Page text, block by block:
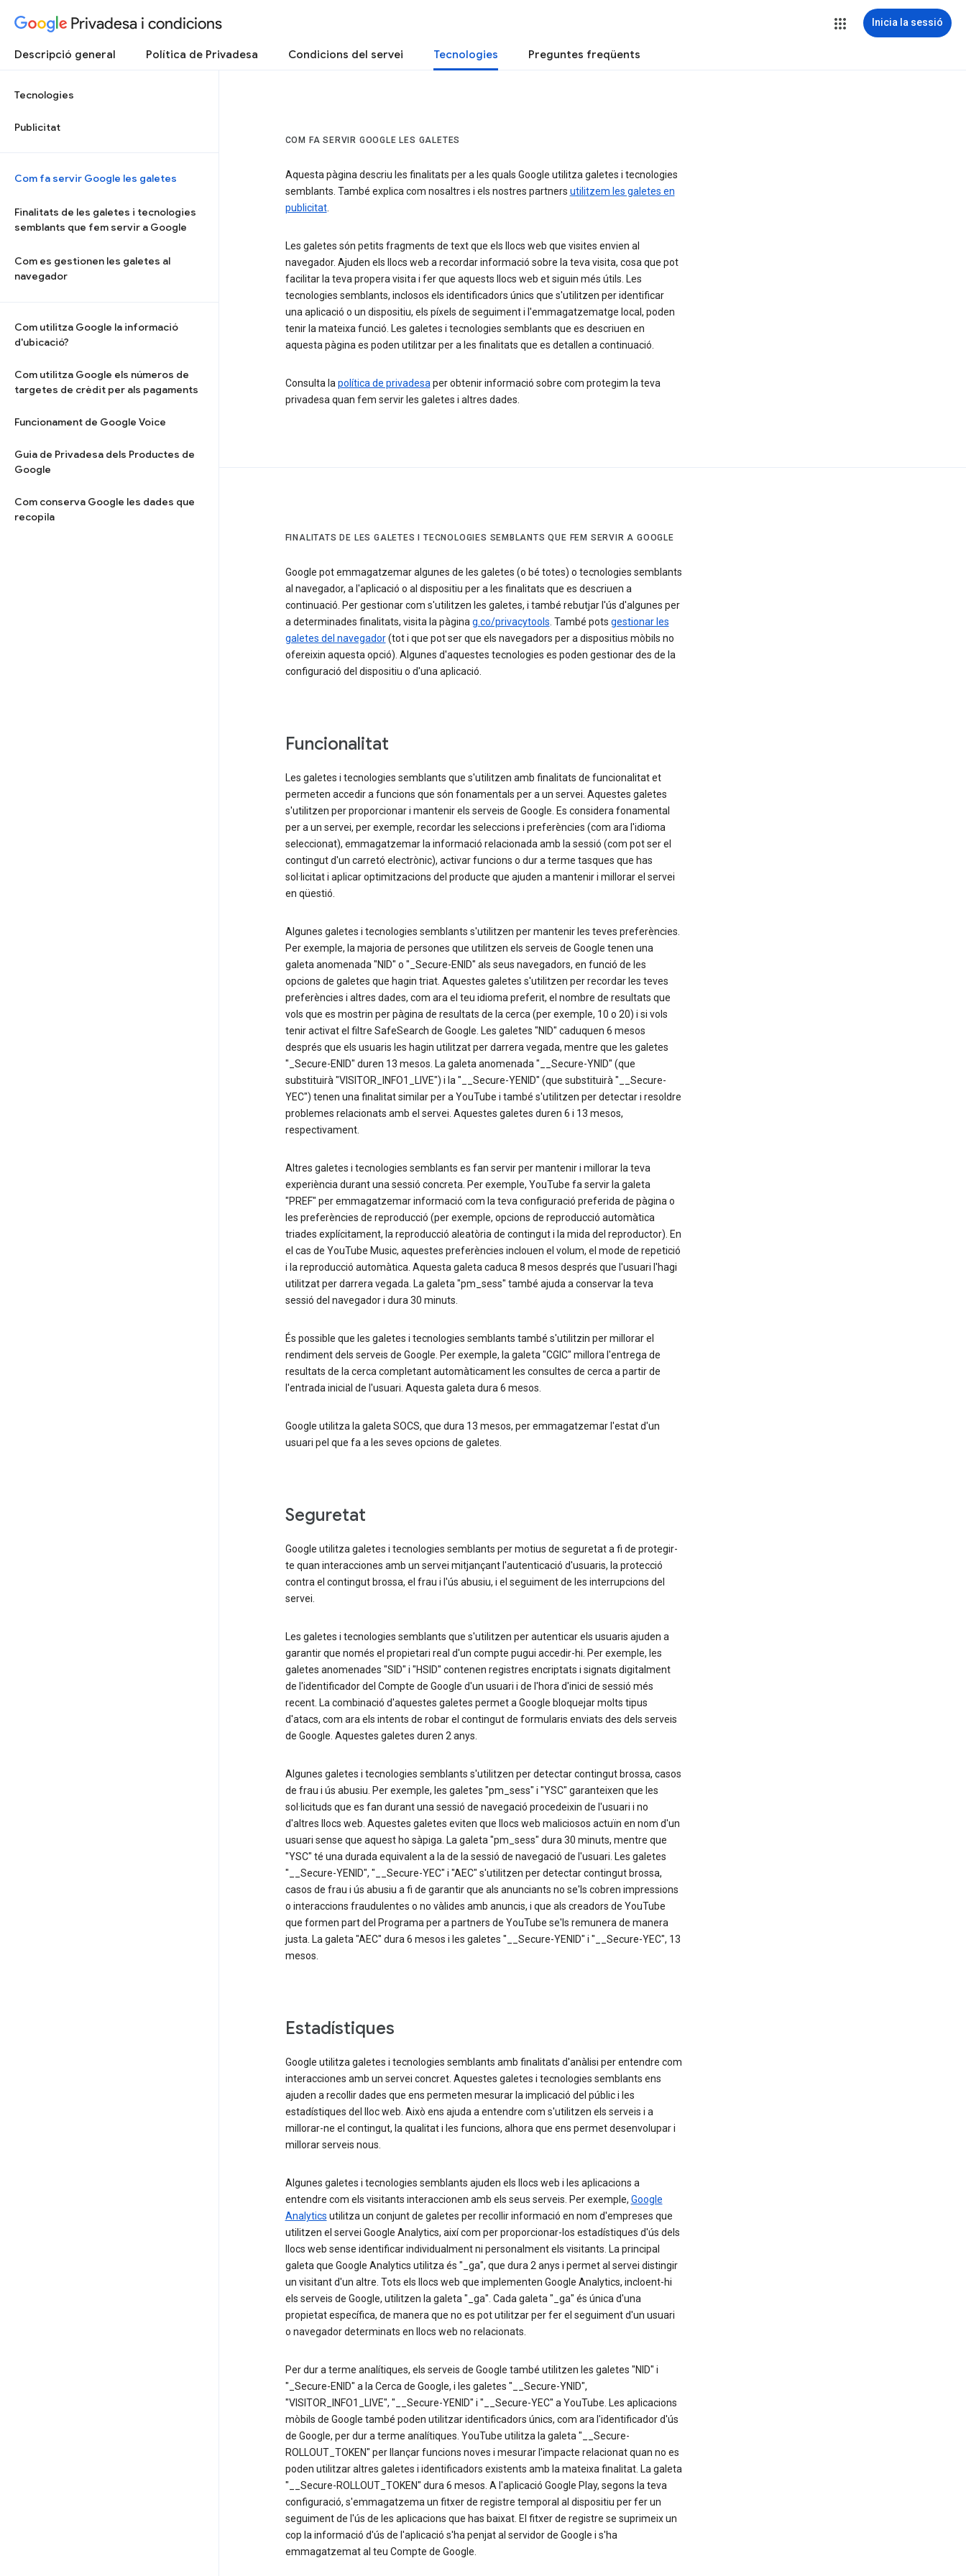
Privadesa i condicions Inicia la sessió
Descripció general Política de Privadesa Condicions del servei Tecnologies Preguntes freqüents
Tecnologies
Publicitat
Com fa servir Google les galetes
Finalitats de les galetes i tecnologies
semblants que fem servir a Google
Com es gestionen les galetes al
navegador
Com utilitza Google la informació
d'ubicació?
Com utilitza Google els números de
targetes de crèdit per als pagaments
Funcionament de Google Voice
Guia de Privadesa dels Productes de
Google
Com conserva Google les dades que
recopila
COM FA SERVIR GOOGLE LES GALETES
Aquesta pàgina descriu les finalitats per a les quals Google utilitza galetes i tecnologies
semblants. També explica com nosaltres i els nostres partners utilitzem les galetes en
publicitat.
Les galetes són petits fragments de text que els llocs web que visites envien al
navegador. Ajuden els llocs web a recordar informació sobre la teva visita, cosa que pot
facilitar la teva propera visita i fer que aquests llocs web et siguin més útils. Les
tecnologies semblants, inclosos els identificadors únics que s'utilitzen per identificar
una aplicació o un dispositiu, els píxels de seguiment i l'emmagatzematge local, poden
tenir la mateixa funció. Les galetes i tecnologies semblants que es descriuen en
aquesta pàgina es poden utilitzar per a les finalitats que es detallen a continuació.
Consulta lapolítica de privadesaper obtenir informació sobre com protegim la teva
privadesa quan fem servir les galetes i altres dades.
FINALITATS DE LES GALETES I TECNOLOGIES SEMBLANTS QUE FEM SERVIR A GOOGLE
Google pot emmagatzemar algunes de les galetes (o bé totes) o tecnologies semblants
al navegador, a l'aplicació o al dispositiu per a les finalitats que es descriuen a
continuació. Per gestionar com s'utilitzen les galetes, i també rebutjar l'ús d'algunes per
a determinades finalitats, visita la pàginag.co/privacytools. També pots gestionar les
galetes del navegador(tot i que pot ser que els navegadors per a dispositius mòbils no
ofereixin aquesta opció). Algunes d'aquestes tecnologies es poden gestionar des de la
configuració del dispositiu o d'una aplicació.
Funcionalitat
Les galetes i tecnologies semblants que s'utilitzen amb finalitats de funcionalitat et
permeten accedir a funcions que són fonamentals per a un servei. Aquestes galetes
s'utilitzen per proporcionar i mantenir els serveis de Google. Es considera fonamental
per a un servei, per exemple, recordar les seleccions i preferències (com ara l'idioma
seleccionat), emmagatzemar la informació relacionada amb la sessió (com pot ser el
contingut d'un carretó electrònic), activar funcions o dur a terme tasques que has
sol·licitat i aplicar optimitzacions del producte que ajuden a mantenir i millorar el servei
en qüestió.
Algunes galetes i tecnologies semblants s'utilitzen per mantenir les teves preferències.
Per exemple, la majoria de persones que utilitzen els serveis de Google tenen una
galeta anomenada "NID" o "_Secure-ENID" als seus navegadors, en funció de les
opcions de galetes que hagin triat. Aquestes galetes s'utilitzen per recordar les teves
preferències i altres dades, com ara el teu idioma preferit, el nombre de resultats que
vols que es mostrin per pàgina de resultats de la cerca (per exemple, 10 o 20) i si vols
tenir activat el filtre SafeSearch de Google. Les galetes "NID" caduquen 6 mesos
després que els usuaris les hagin utilitzat per darrera vegada, mentre que les galetes
"_Secure-ENID" duren 13 mesos. La galeta anomenada "__Secure-YNID" (que
substituirà "VISITOR_INFO1_LIVE") i la "__Secure-YENID" (que substituirà "__Secure-
YEC") tenen una finalitat similar per a YouTube i també s'utilitzen per detectar i resoldre
problemes relacionats amb el servei. Aquestes galetes duren 6 i 13 mesos,
respectivament.
Altres galetes i tecnologies semblants es fan servir per mantenir i millorar la teva
experiència durant una sessió concreta. Per exemple, YouTube fa servir la galeta
"PREF" per emmagatzemar informació com la teva configuració preferida de pàgina o
les preferències de reproducció (per exemple, opcions de reproducció automàtica
triades explícitament, la reproducció aleatòria de contingut i la mida del reproductor). En
el cas de YouTube Music, aquestes preferències inclouen el volum, el mode de repetició
i la reproducció automàtica. Aquesta galeta caduca 8 mesos després que l'usuari l'hagi
utilitzat per darrera vegada. La galeta "pm_sess" també ajuda a conservar la teva
sessió del navegador i dura 30 minuts.
És possible que les galetes i tecnologies semblants també s'utilitzin per millorar el
rendiment dels serveis de Google. Per exemple, la galeta "CGIC" millora l'entrega de
resultats de la cerca completant automàticament les consultes de cerca a partir de
l'entrada inicial de l'usuari. Aquesta galeta dura 6 mesos.
Google utilitza la galeta SOCS, que dura 13 mesos, per emmagatzemar l'estat d'un
usuari pel que fa a les seves opcions de galetes.
Seguretat
Google utilitza galetes i tecnologies semblants per motius de seguretat a fi de protegir-
te quan interacciones amb un servei mitjançant l'autenticació d'usuaris, la protecció
contra el contingut brossa, el frau i l'ús abusiu, i el seguiment de les interrupcions del
servei.
Les galetes i tecnologies semblants que s'utilitzen per autenticar els usuaris ajuden a
garantir que només el propietari real d'un compte pugui accedir-hi. Per exemple, les
galetes anomenades "SID" i "HSID" contenen registres encriptats i signats digitalment
de l'identificador del Compte de Google d'un usuari i de l'hora d'inici de sessió més
recent. La combinació d'aquestes galetes permet a Google bloquejar molts tipus
d'atacs, com ara els intents de robar el contingut de formularis enviats des dels serveis
de Google. Aquestes galetes duren 2 anys.
Algunes galetes i tecnologies semblants s'utilitzen per detectar contingut brossa, casos
de frau i ús abusiu. Per exemple, les galetes "pm_sess" i "YSC" garanteixen que les
sol·licituds que es fan durant una sessió de navegació procedeixin de l'usuari i no
d'altres llocs web. Aquestes galetes eviten que llocs web maliciosos actuïn en nom d'un
usuari sense que aquest ho sàpiga. La galeta "pm_sess" dura 30 minuts, mentre que
"YSC" té una durada equivalent a la de la sessió de navegació de l'usuari. Les galetes
"__Secure-YENID", "__Secure-YEC" i "AEC" s'utilitzen per detectar contingut brossa,
casos de frau i ús abusiu a fi de garantir que als anunciants no se'ls cobren impressions
o interaccions fraudulentes o no vàlides amb anuncis, i que als creadors de YouTube
que formen part del Programa per a partners de YouTube se'ls remunera de manera
justa. La galeta "AEC" dura 6 mesos i les galetes "__Secure-YENID" i "__Secure-YEC", 13
mesos.
Estadístiques
Google utilitza galetes i tecnologies semblants amb finalitats d'anàlisi per entendre com
interacciones amb un servei concret. Aquestes galetes i tecnologies semblants ens
ajuden a recollir dades que ens permeten mesurar la implicació del públic i les
estadístiques del lloc web. Això ens ajuda a entendre com s'utilitzen els serveis i a
millorar-ne el contingut, la qualitat i les funcions, alhora que ens permet desenvolupar i
millorar serveis nous.
Algunes galetes i tecnologies semblants ajuden els llocs web i les aplicacions a
entendre com els visitants interaccionen amb els seus serveis. Per exemple, Google
Analytics utilitza un conjunt de galetes per recollir informació en nom d'empreses que
utilitzen el servei Google Analytics, així com per proporcionar-los estadístiques d'ús dels
llocs web sense identificar individualment ni personalment els visitants. La principal
galeta que Google Analytics utilitza és "_ga", que dura 2 anys i permet al servei distingir
un visitant d'un altre. Tots els llocs web que implementen Google Analytics, incloent-hi
els serveis de Google, utilitzen la galeta "_ga". Cada galeta "_ga" és única d'una
propietat específica, de manera que no es pot utilitzar per fer el seguiment d'un usuari
o navegador determinats en llocs web no relacionats.
Per dur a terme analítiques, els serveis de Google també utilitzen les galetes "NID" i
"_Secure-ENID" a la Cerca de Google, i les galetes "__Secure-YNID",
"VISITOR_INFO1_LIVE", "__Secure-YENID" i "__Secure-YEC" a YouTube. Les aplicacions
mòbils de Google també poden utilitzar identificadors únics, com ara l'identificador d'ús
de Google, per dur a terme analítiques. YouTube utilitza la galeta "__Secure-
ROLLOUT_TOKEN" per llançar funcions noves i mesurar l'impacte relacionat quan no es
poden utilitzar altres galetes i identificadors existents amb la mateixa finalitat. La galeta
"__Secure-ROLLOUT_TOKEN" dura 6 mesos. A l'aplicació Google Play, segons la teva
configuració, s'emmagatzema un fitxer de registre temporal al dispositiu per fer un
seguiment de l'ús de les aplicacions que has baixat. El fitxer de registre se suprimeix un
cop la informació d'ús de l'aplicació s'ha penjat al servidor de Google i s'ha
emmagatzemat al teu Compte de Google.